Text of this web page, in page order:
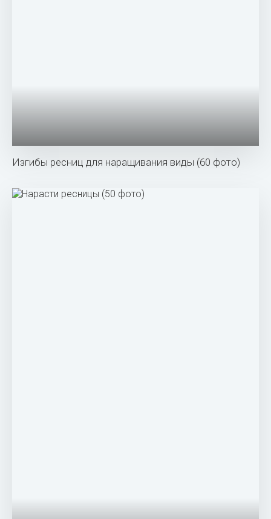
Изгибы ресниц для наращивания виды (60 фото)